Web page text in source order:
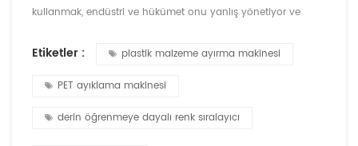
kullanmak, endüstri ve hükümet onu yanlış yönetiyor ve
plastik atıkların üçte birinin doğaya kirlilik olarak girdiği
yanan plastikler kıt doğal kaynaklarımızın kötü bir
Etiketler : plastik malzeme ayırma makinesi
PET ayıklama makinesi
derin öğrenmeye dayalı renk sıralayıcı